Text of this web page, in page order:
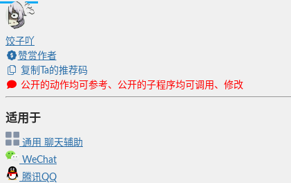
饺子吖
赞赏作者
复制Ta的推荐码
公开的动作均可参考、公开的子程序均可调用、修改
适用于
通用 聊天辅助
WeChat
腾讯QQ